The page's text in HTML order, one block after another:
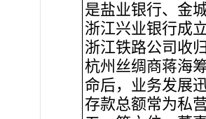
是盐业银行、金
浙江兴业银行成
浙江铁路公司收
杭州丝绸商蒋海
命后，业务发展
存款总额常为私